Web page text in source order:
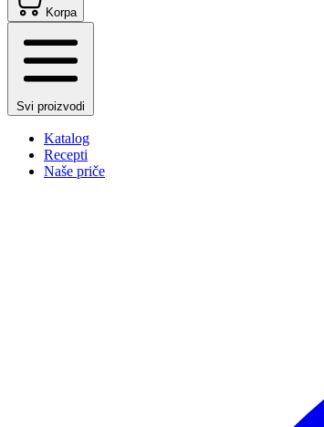
Korpa
Svi proizvodi
Katalog
Recepti
Naše priče